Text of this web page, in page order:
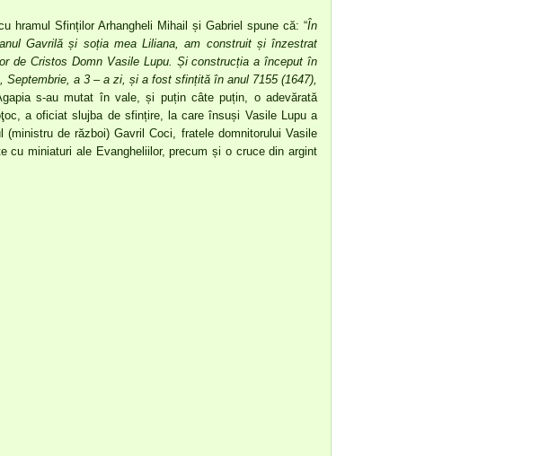
hramul Sfinților Arhangheli Mihail și Gabriel spune că: “În
Gavrilă și soția mea Liliana, am construit și înzestrat
de Cristos Domn Vasile Lupu. Și construcția a început în
a 3 – a zi, și a fost sfințită în anul 7155 (1647),
s-au mutat în vale, și puțin câte puțin, o adevărată
a oficiat slujba de sfințire, la care însuși Vasile Lupu a
de război) Gavril Coci, fratele domnitorului Vasile
cu miniaturi ale Evangheliilor, precum și o cruce din argint